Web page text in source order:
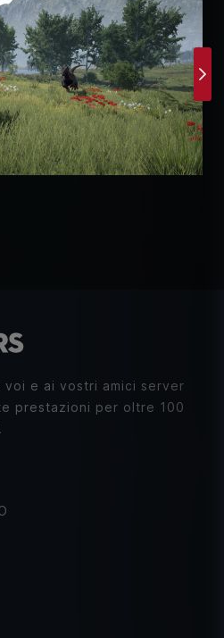
e ai vostri amici server
prestazioni per oltre 100